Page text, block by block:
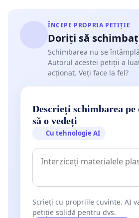
ÎNCEPE PROPRIA PETIȚIE
Doriți să
Schimbarea nu se
Autorul acestei petiții a
acționat. Veți face la fel?
Descrieți schimbarea
să o vedeți
Cu tehnologie AI
Scrieți cu propriile cuvinte. AI
petiție solidă pentru dvs.